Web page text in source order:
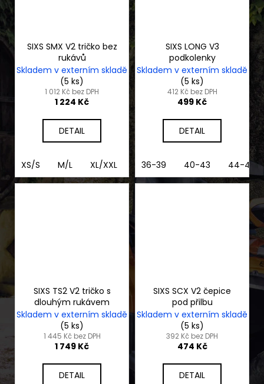
SIXS SMX V2 tričko bez
rukávů
Skladem v externím skladě
(5 ks)
1 012 Kč bez DPH
1 224 Kč
DETAIL
XS/S M/L XL/XXL 3XL/4XL
SIXS LONG V3
podkolenky
Skladem v externím skladě
(5 ks)
412 Kč bez DPH
499 Kč
DETAIL
36-39 40-43 44-47
SIXS TS2 V2 tričko s
dlouhým rukávem
Skladem v externím skladě
(5 ks)
1 445 Kč bez DPH
1 749 Kč
DETAIL
SIXS SCX V2 čepice
pod přilbu
Skladem v externím skladě
(5 ks)
392 Kč bez DPH
474 Kč
DETAIL